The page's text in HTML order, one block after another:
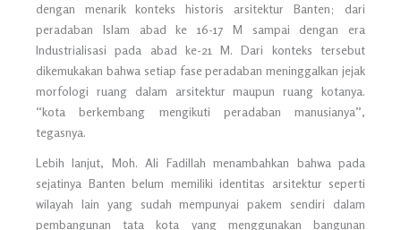
dengan menarik konteks historis arsitektur Banten; dari
peradaban Islam abad ke 16-17 M sampai dengan era
Industrialisasi pada abad ke-21 M. Dari konteks tersebut
dikemukakan bahwa setiap fase peradaban meninggalkan jejak
morfologi ruang dalam arsitektur maupun ruang kotanya.
“kota berkembang mengikuti peradaban manusianya”,
tegasnya.
Lebih lanjut, Moh. Ali Fadillah menambahkan bahwa pada
sejatinya Banten belum memiliki identitas arsitektur seperti
wilayah lain yang sudah mempunyai pakem sendiri dalam
pembangunan tata kota yang menggunakan bangunan